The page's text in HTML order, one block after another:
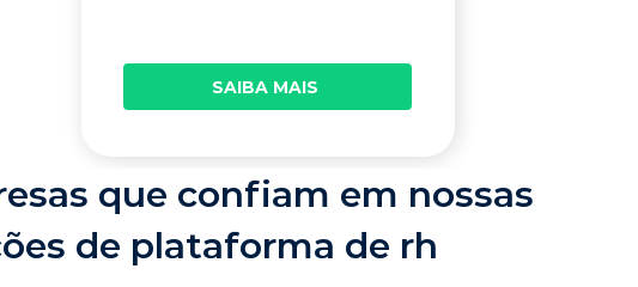
SAIBA MAIS
que confiam em nossas
de plataforma de rh